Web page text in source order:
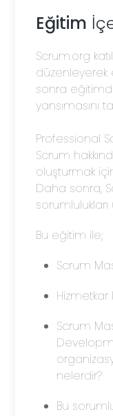
Eğitim
Scrum.org
sonra
yansımasını
Professional
Scrum
oluşturmak
Daha sonra,
Bu eğitim ile;
Scrum
Scrum
nelerdir?
Bu